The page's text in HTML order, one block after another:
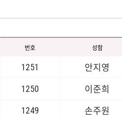
번호 성함
1251 안지영
1250 이준희
1249 손주원